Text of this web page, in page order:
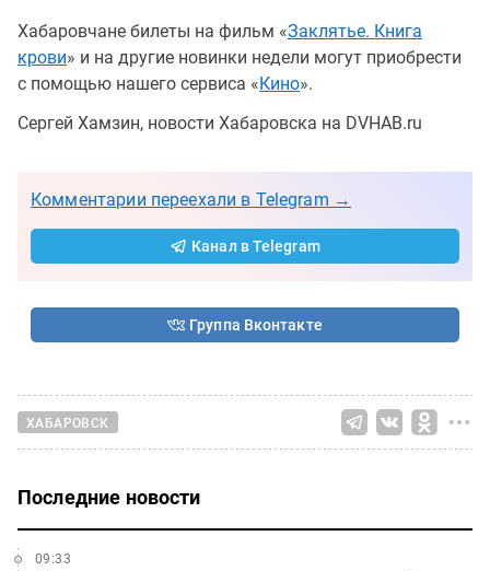
Хабаровчане билеты на фильм «Заклятье. Книга
крови» и на другие новинки недели могут приобрести
с помощью нашего сервиса «Кино».
Сергей Хамзин, новости Хабаровска на DVHAB.ru
Комментарии переехали в Telegram →
Канал в Telegram
Группа Вконтакте
ХАБАРОВСК
Последние новости
09:33